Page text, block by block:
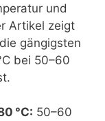
und
Artikel zeigt
gängigsten
bei 50–60
°C: 50–60